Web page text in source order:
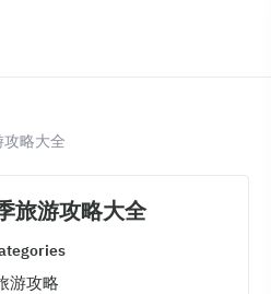
略大全
旅游攻略大全
游攻略